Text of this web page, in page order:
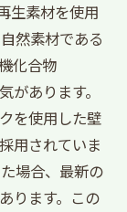
生素材を使用
然素材である
化合物
があります。
を使用した壁
用されていま
場合、最新の
ります。この